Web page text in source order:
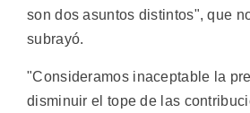
son dos asuntos distintos", que
subrayó.
"Consideramos inaceptable la
disminuir el tope de las